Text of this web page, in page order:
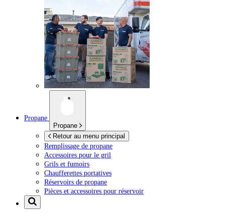
Propane
Propane
Retour au menu principal
Remplissage de propane
Accessoires pour le gril
Grils et fumoirs
Chaufferettes portatives
Réservoirs de propane
Pièces et accessoires pour réservoir